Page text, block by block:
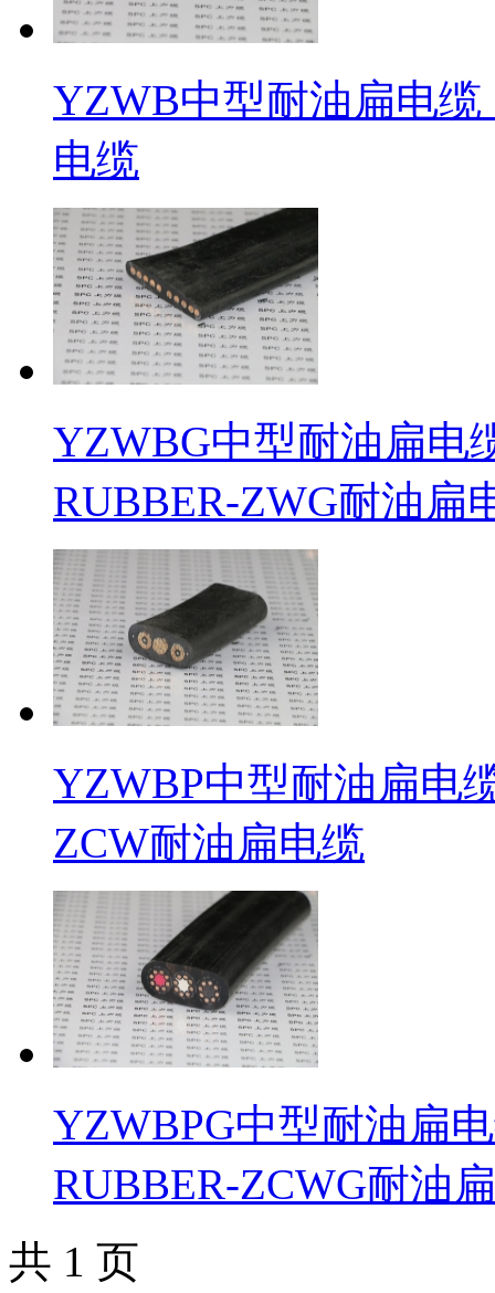
YZWB中型耐油扁电缆
电缆
YZWBG中型耐油扁电
RUBBER-ZWG耐油扁
YZWBP中型耐油扁电
ZCW耐油扁电缆
YZWBPG中型耐油扁
RUBBER-ZCWG耐油
共 1 页